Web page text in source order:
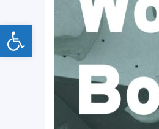
Ouvrir la barre d’outils